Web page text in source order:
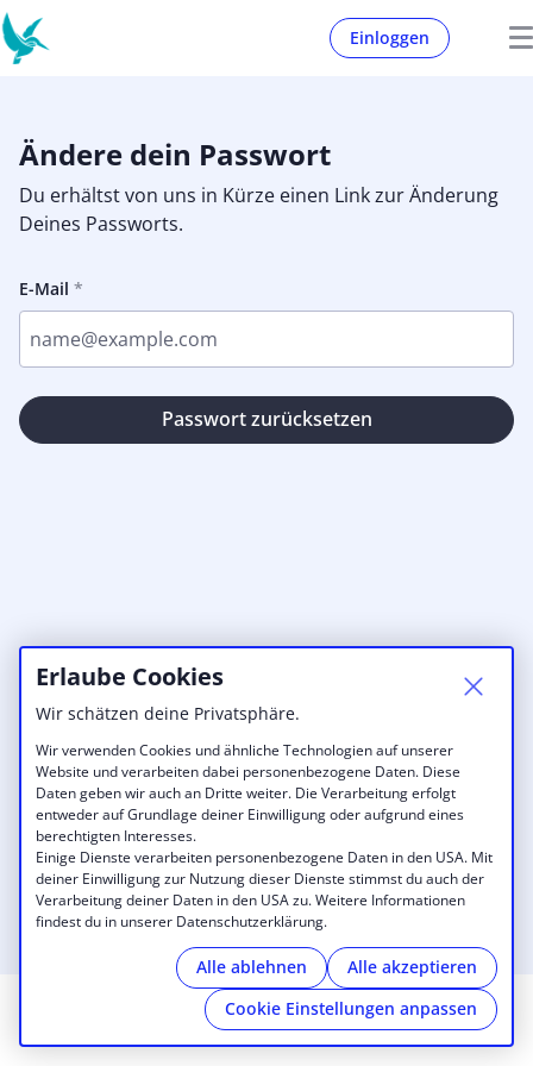
Erlaube Cookies
Wir schätzen deine Privatsphäre.
Wir verwenden Cookies und ähnliche Technologien auf unserer
Website und verarbeiten dabei personenbezogene Daten. Diese
Daten geben wir auch an Dritte weiter. Die Verarbeitung erfolgt
entweder auf Grundlage deiner Einwilligung oder aufgrund eines
berechtigten Interesses.
Einige Dienste verarbeiten personenbezogene Daten in den USA. Mit
deiner Einwilligung zur Nutzung dieser Dienste stimmst du auch der
Verarbeitung deiner Daten in den USA zu. Weitere Informationen
findest du in unserer Datenschutzerklärung.
Alle ablehnen
Alle akzeptieren
Cookie Einstellungen anpassen
Einloggen
Ändere dein Passwort
Du erhältst von uns in Kürze einen Link zur Änderung
Deines Passworts.
E-Mail
Passwort zurücksetzen